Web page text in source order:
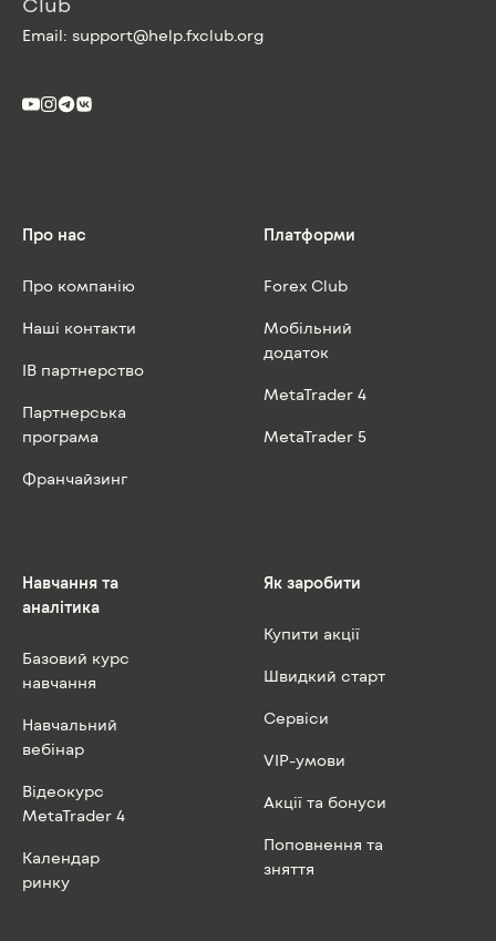
Email: support@help.fxclub.org
Про нас
Про компанію
Наші контакти
IB партнерство
Партнерська
програма
Франчайзинг
Платформи
Forex Club
Мобільний
додаток
MetaTrader 4
MetaTrader 5
Навчання та
аналітика
Базовий курс
навчання
Навчальний
вебінар
Відеокурс
MetaTrader 4
Календар
ринку
Як заробити
Купити акції
Швидкий старт
Сервіси
VIP-умови
Акції та бонуси
Поповнення та
зняття